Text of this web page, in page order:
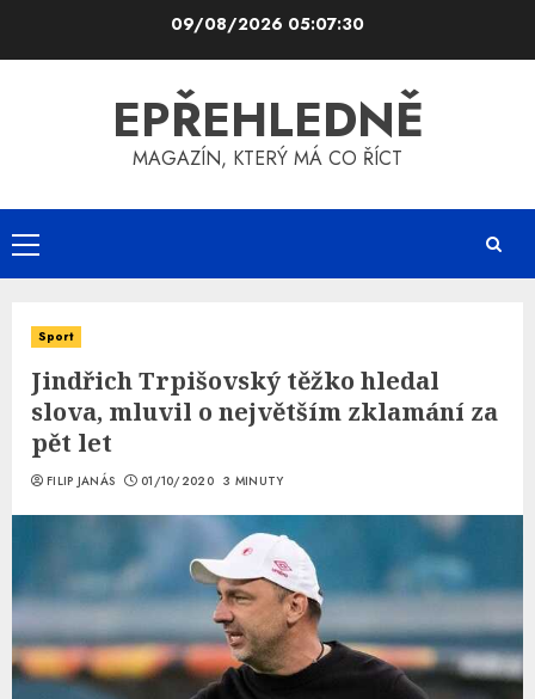
09/08/2026 05:07:30
EPŘEHLEDNĚ
MAGAZÍN, KTERÝ MÁ CO ŘÍCT
Primary
Menu
Sport
Jindřich Trpišovský těžko hledal
slova, mluvil o největším zklamání za
pět let
FILIP JANÁS 01/10/2020 3 MINUTY